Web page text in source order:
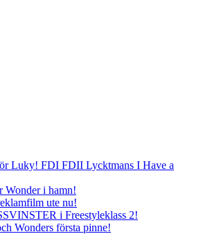
Luky! FDI FDII Lycktmans I Have a
Wonder i hamn!
ute nu!
i Freestyleklass 2!
Wonders första pinne!